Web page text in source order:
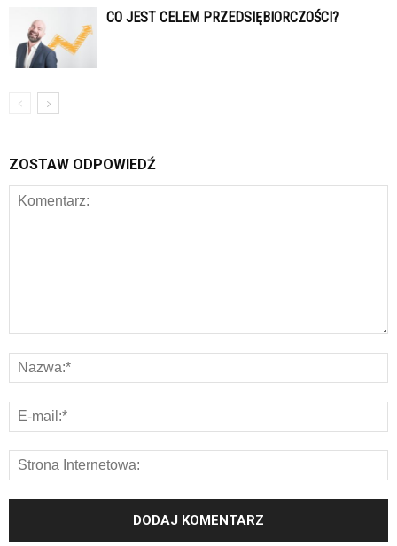
CO JEST CELEM PRZEDSIĘBIORCZOŚCI?
ZOSTAW ODPOWIEDŹ